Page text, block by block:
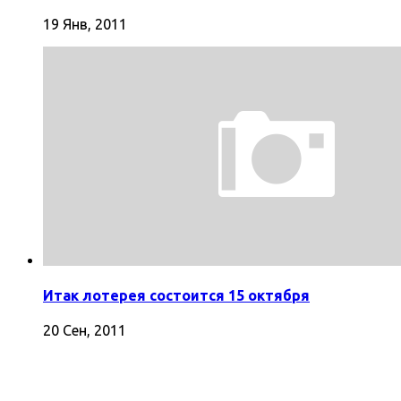
19 Янв, 2011
Итак лотерея состоится 15 октября
20 Сен, 2011